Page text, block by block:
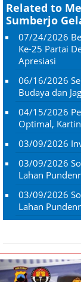
Related to
Sumberjo
07/24/2026
Ke-25 Partai
Apresiasi
06/16/2026
Budaya dan
04/15/2026
Optimal,
03/09/2026
03/09/2026
Lahan
03/09/2026
Lahan